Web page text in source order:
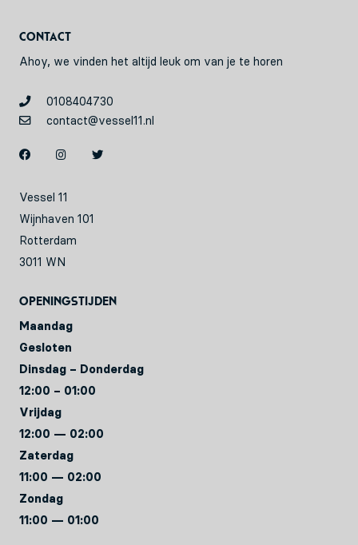
Contact
Ahoy, we vinden het altijd leuk om van je te horen
0108404730
contact@vessel11.nl
Vessel 11
Wijnhaven 101
Rotterdam
3011 WN
Openingstijden
Maandag
Gesloten
Dinsdag – Donderdag
12:00 – 01:00
Vrijdag
12:00 — 02:00
Zaterdag
11:00 — 02:00
Zondag
11:00 — 01:00